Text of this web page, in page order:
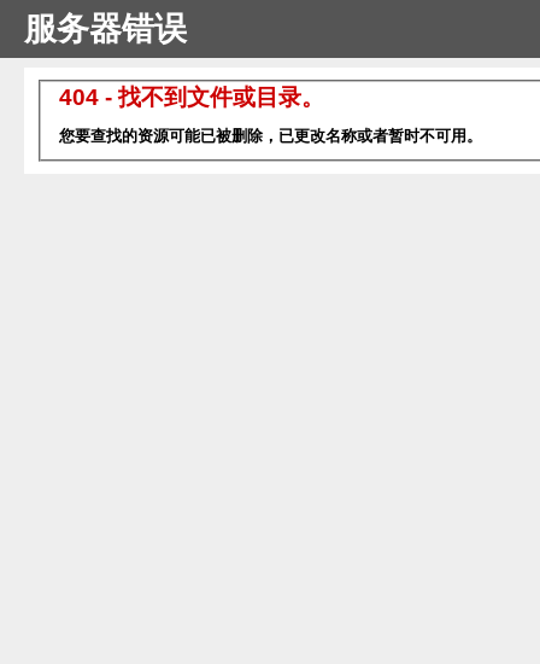
服务器错误
404 - 找不到文件或目录。
您要查找的资源可能已被删除，已更改名称或者暂时不可用。